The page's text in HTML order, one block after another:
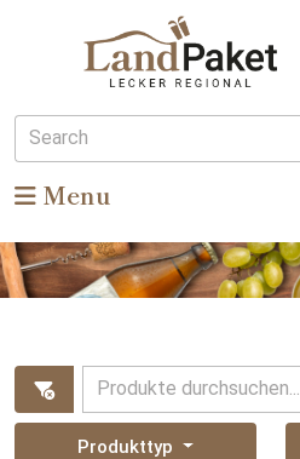
Search
Menu
Produkte durchsuchen...
Produkttyp